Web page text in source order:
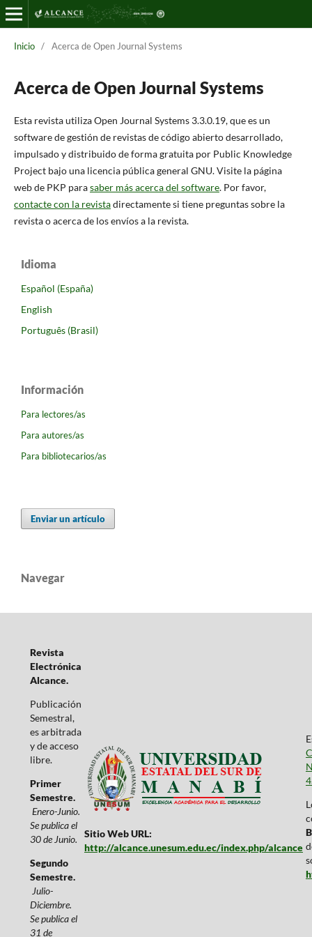
Inicio / Acerca de Open Journal Systems
Acerca de Open Journal Systems
Esta revista utiliza Open Journal Systems 3.3.0.19, que es un
software de gestión de revistas de código abierto desarrollado,
impulsado y distribuido de forma gratuita por Public Knowledge
Project bajo una licencia pública general GNU. Visite la página
web de PKP parasaber más acerca del software. Por favor,
contacte con la revistadirectamente si tiene preguntas sobre la
revista o acerca de los envíos a la revista.
Idioma
Español (España)
English
Português (Brasil)
Información
Para lectores/as
Para autores/as
Para bibliotecarios/as
Enviar un artículo
Navegar
Revista
Electrónica
Alcance.
Publicación
Semestral,
es arbitrada
y de acceso
libre.
Primer
Semestre.
Enero-Junio.
Se publica el
30 de Junio.
Segundo
Semestre.
Julio-
Diciembre.
Se publica el
31 de
Sitio Web URL:
http://alcance.unesum.edu.ec/index.php/alcance